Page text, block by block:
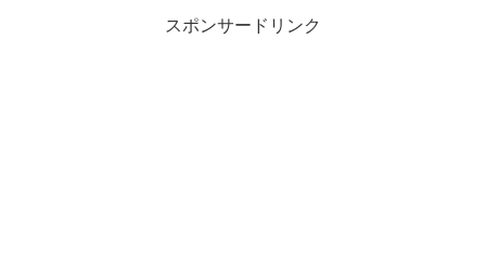
スポンサードリンク